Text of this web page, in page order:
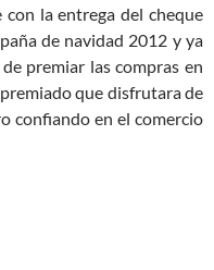
la entrega del cheque
de navidad 2012 y ya
premiar las compras en
que disfrutara de
confiando en el comercio